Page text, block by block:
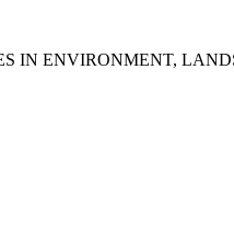
ENVIRONMENT,